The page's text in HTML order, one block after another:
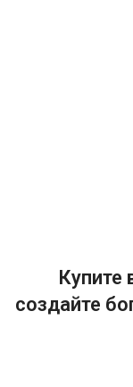
Купите
создайте